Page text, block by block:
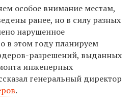
особое внимание местам,
ранее, но в силу разных
нарушенное
в этом году планируем
разрешений, выданных
инженерных
генеральный директор
.